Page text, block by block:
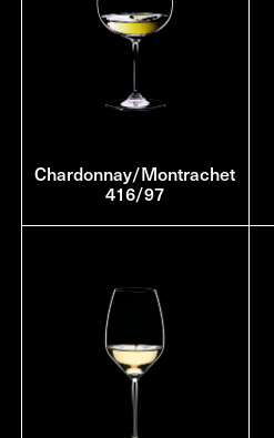
Chardonnay/Montrachet
416/97